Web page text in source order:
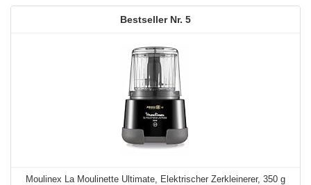
5
Moulinex La Moulinette Ultimate, Elektrischer Zerkleinerer, 350 g